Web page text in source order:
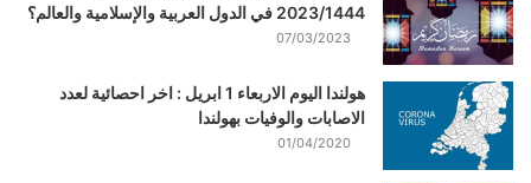
2023/1444 في الدول العربية والإسلامية والعالم؟
07/03/2023
هولندا اليوم الاربعاء 1 ابريل : اخر احصائية لعدد
الاصابات والوفيات بهولندا
01/04/2020